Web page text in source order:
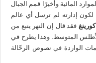
المائية وأخيرًا قمم الجبال
إدارته لم ترسل أي عالم
كورينغ فقد قال إن النهر ينبع من
الأطلس المتوسط. وهذا يطرح في
الواردة في نصوص الرحّالة